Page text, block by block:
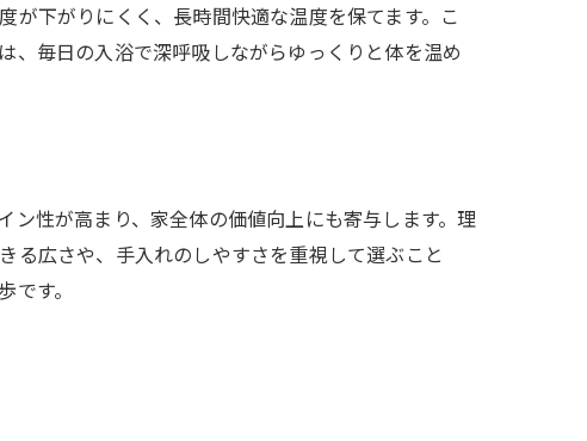
が下がりにくく、長時間快適な温度を保てます。こ
、毎日の入浴で深呼吸しながらゆっくりと体を温め
性が高まり、家全体の価値向上にも寄与します。理
る広さや、手入れのしやすさを重視して選ぶこと
す。